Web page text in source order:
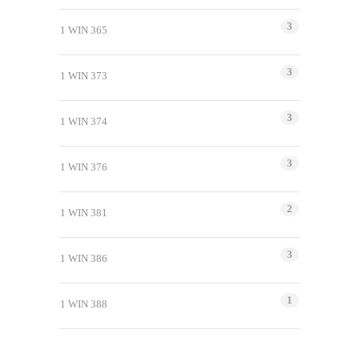
1 WIN 365 3
1 WIN 373 3
1 WIN 374 3
1 WIN 376 3
1 WIN 381 2
1 WIN 386 3
1 WIN 388 1